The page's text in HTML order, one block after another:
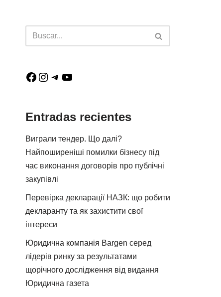
Entradas recientes
Виграли тендер. Що далі?
Найпоширеніші помилки бізнесу під
час виконання договорів про публічні
закупівлі
Перевірка декларації НАЗК: що робити
декларанту та як захистити свої
інтереси
Юридична компанія Bargen серед
лідерів ринку за результатами
щорічного дослідження від видання
Юридична газета